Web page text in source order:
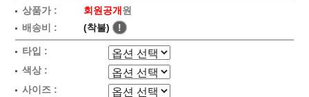
상품가 : 회원공개원
배송비 :
(착불) !
타입 :
색상 :
사이즈 :